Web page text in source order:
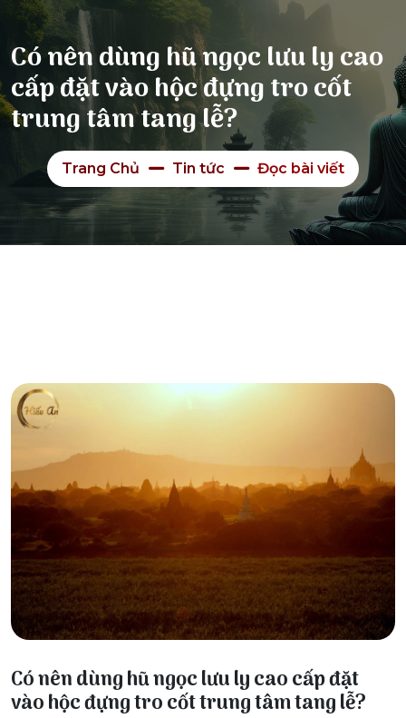
Có nên dùng hũ ngọc lưu ly cao
cấp đặt vào hộc đựng tro cốt
trung tâm tang lễ?
Trang Chủ Tin tức Đọc bài viết
Có nên dùng hũ ngọc lưu ly cao cấp đặt
vào hộc đựng tro cốt trung tâm tang lễ?